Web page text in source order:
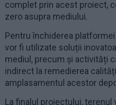
complet prin acest proiect,
zero asupra mediului.
Pentru închiderea
vor fi utilizate soluții
mediul, precum și activități
indirect la remedierea
amplasamentul acestor
La finalul proiectului,